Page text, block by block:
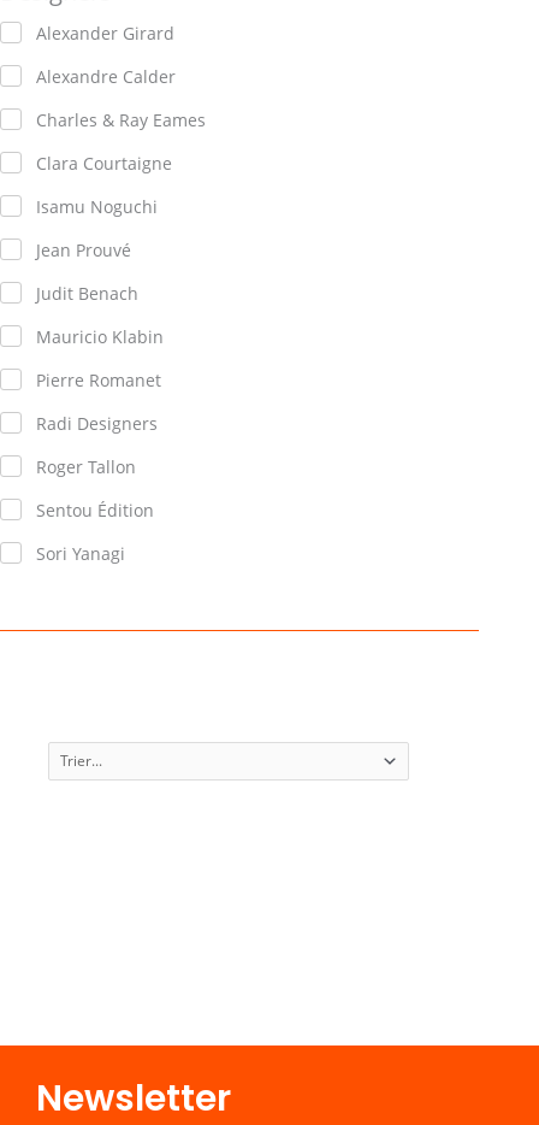
Alexander Girard
Alexandre Calder
Charles & Ray Eames
Clara Courtaigne
Isamu Noguchi
Jean Prouvé
Judit Benach
Mauricio Klabin
Pierre Romanet
Radi Designers
Roger Tallon
Sentou Édition
Sori Yanagi
Newsletter​